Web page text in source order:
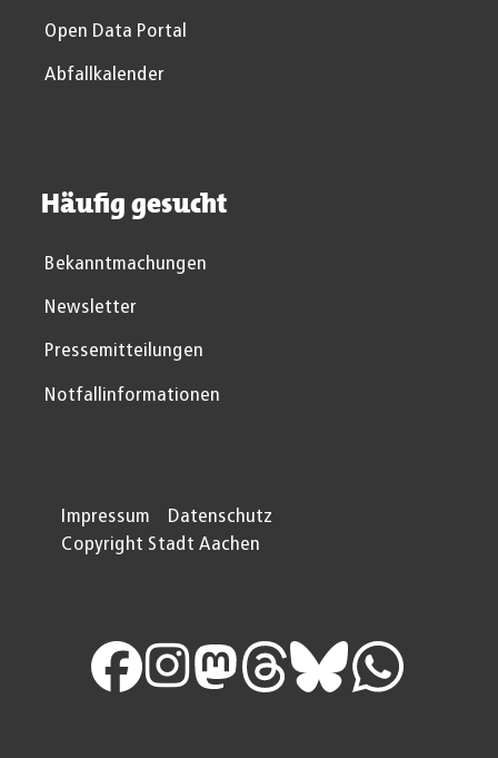
Open Data Portal
Abfallkalender
Häufig gesucht
Bekanntmachungen
Newsletter
Pressemitteilungen
Notfallinformationen
Impressum
Datenschutz
Copyright Stadt Aachen